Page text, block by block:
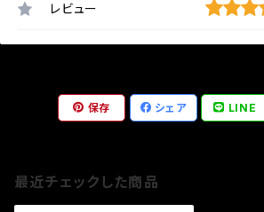
レビュー
保存 シェア LINE
最近チェックした商品